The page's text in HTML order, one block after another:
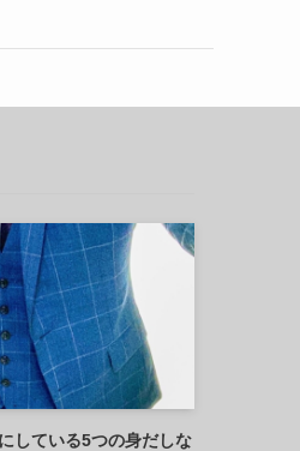
している5つの身だしな